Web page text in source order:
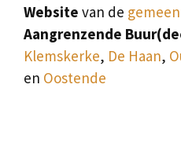
Website van de
Aangrenzende
Klemskerke, De Haan,
en Oostende